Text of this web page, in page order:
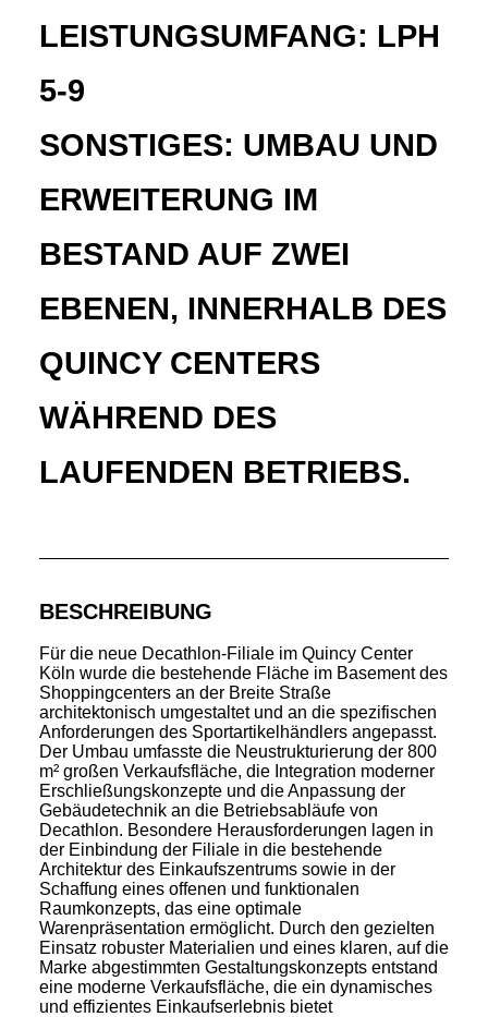
LEISTUNGSUMFANG: LPH
5-9
SONSTIGES: UMBAU UND
ERWEITERUNG IM
BESTAND AUF ZWEI
EBENEN, INNERHALB DES
QUINCY CENTERS
WÄHREND DES
LAUFENDEN BETRIEBS.
BESCHREIBUNG
Für die neue Decathlon-Filiale im Quincy Center
Köln wurde die bestehende Fläche im Basement des
Shoppingcenters an der Breite Straße
architektonisch umgestaltet und an die spezifischen
Anforderungen des Sportartikelhändlers angepasst.
Der Umbau umfasste die Neustrukturierung der 800
m² großen Verkaufsfläche, die Integration moderner
Erschließungskonzepte und die Anpassung der
Gebäudetechnik an die Betriebsabläufe von
Decathlon. Besondere Herausforderungen lagen in
der Einbindung der Filiale in die bestehende
Architektur des Einkaufszentrums sowie in der
Schaffung eines offenen und funktionalen
Raumkonzepts, das eine optimale
Warenpräsentation ermöglicht. Durch den gezielten
Einsatz robuster Materialien und eines klaren, auf die
Marke abgestimmten Gestaltungskonzepts entstand
eine moderne Verkaufsfläche, die ein dynamisches
und effizientes Einkaufserlebnis bietet